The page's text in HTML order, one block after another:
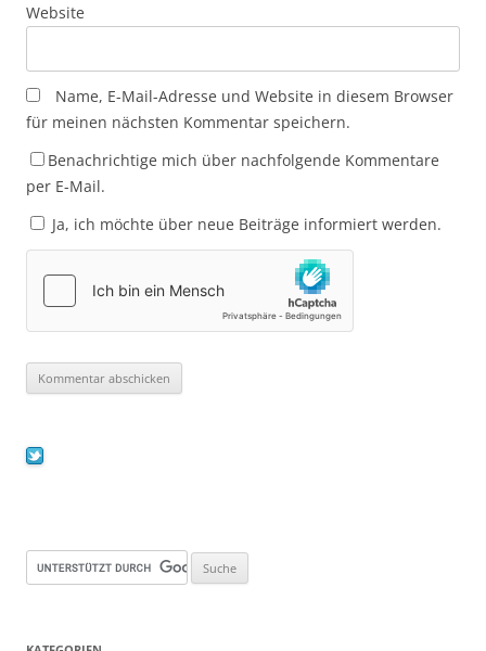
Website
Name, E-Mail-Adresse und Website in diesem Browser
für meinen nächsten Kommentar speichern.
Benachrichtige mich über nachfolgende Kommentare
per E-Mail.
Ja, ich möchte über neue Beiträge informiert werden.